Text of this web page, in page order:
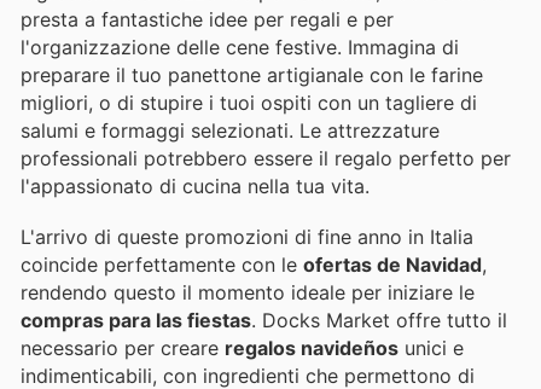
presta a fantastiche idee per regali e per
l'organizzazione delle cene festive. Immagina di
preparare il tuo panettone artigianale con le farine
migliori, o di stupire i tuoi ospiti con un tagliere di
salumi e formaggi selezionati. Le attrezzature
professionali potrebbero essere il regalo perfetto per
l'appassionato di cucina nella tua vita.
L'arrivo di queste promozioni di fine anno in Italia
coincide perfettamente con le ofertas de Navidad,
rendendo questo il momento ideale per iniziare le
compras para las fiestas. Docks Market offre tutto il
necessario per creare regalos navideños unici e
indimenticabili, con ingredienti che permettono di